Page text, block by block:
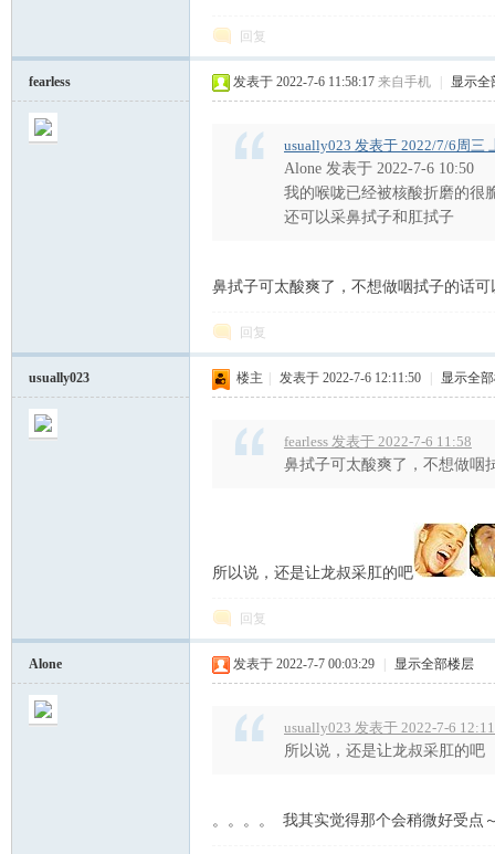
会.
回复
fearless 发表于 2022-7-6 11:58:17 来自手机 显示全
usually023 发表于 2022/7/6周三
Alone 发表于 2022-7-6 10:50
我的喉咙已经被核酸折磨的很
还可以采鼻拭子和肛拭子
鼻拭子可太酸爽了，不想做咽拭子的话可
回复
usually023 楼主 发表于 2022-7-6 12:11:50 显示全
fearless 发表于 2022-7-6 11:58
鼻拭子可太酸爽了，不想做咽
所以说，还是让龙叔采肛的吧
回复
Alone 发表于 2022-7-7 00:03:29 显示全部楼层
usually023 发表于 2022-7-6 12:11
所以说，还是让龙叔采肛的吧
。。。。 我其实觉得那个会稍微好受点